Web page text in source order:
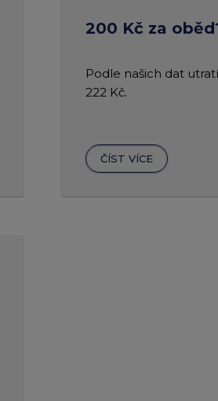
200 Kč za
Podle našich dat
222 Kč.
ČÍST VÍCE